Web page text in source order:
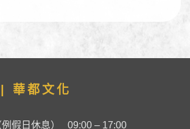
華都文化
例假日休息） 09:00 – 17:00